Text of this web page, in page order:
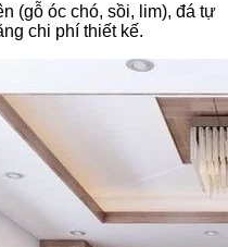
(gỗ óc chó, sồi, lim), đá tự
chi phí thiết kế.